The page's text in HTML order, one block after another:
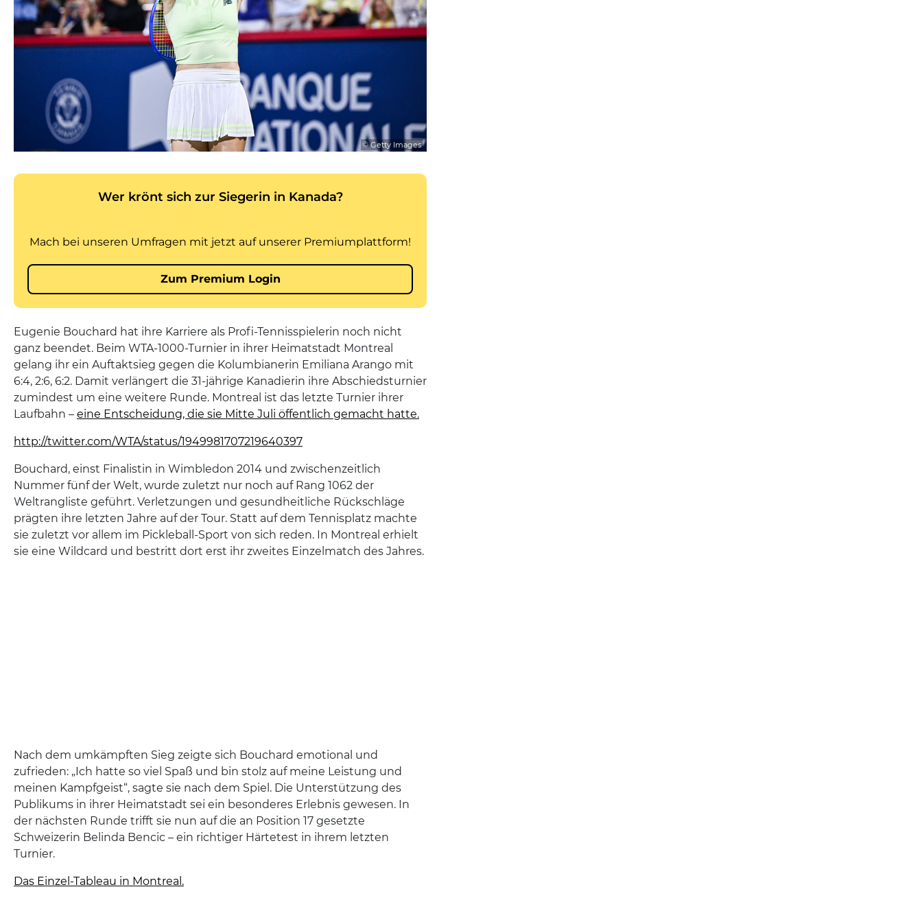
© Getty Images
Eugenie Bouchard hat ihre Karriere als Profi-Tennisspielerin noch nicht
ganz beendet. Beim WTA-1000-Turnier in ihrer Heimatstadt Montreal
gelang ihr ein Auftaktsieg gegen die Kolumbianerin Emiliana Arango mit
6:4, 2:6, 6:2. Damit verlängert die 31-jährige Kanadierin ihre Abschiedsturnier
zumindest um eine weitere Runde. Montreal ist das letzte Turnier ihrer
Laufbahn – eine Entscheidung, die sie Mitte Juli öffentlich gemacht hatte.
http://twitter.com/WTA/status/1949981707219640397
Bouchard, einst Finalistin in Wimbledon 2014 und zwischenzeitlich
Nummer fünf der Welt, wurde zuletzt nur noch auf Rang 1062 der
Weltrangliste geführt. Verletzungen und gesundheitliche Rückschläge
prägten ihre letzten Jahre auf der Tour. Statt auf dem Tennisplatz machte
sie zuletzt vor allem im Pickleball-Sport von sich reden. In Montreal erhielt
sie eine Wildcard und bestritt dort erst ihr zweites Einzelmatch des Jahres.
Nach dem umkämpften Sieg zeigte sich Bouchard emotional und
zufrieden: „Ich hatte so viel Spaß und bin stolz auf meine Leistung und
meinen Kampfgeist“, sagte sie nach dem Spiel. Die Unterstützung des
Publikums in ihrer Heimatstadt sei ein besonderes Erlebnis gewesen. In
der nächsten Runde trifft sie nun auf die an Position 17 gesetzte
Schweizerin Belinda Bencic – ein richtiger Härtetest in ihrem letzten
Turnier.
Das Einzel-Tableau in Montreal.